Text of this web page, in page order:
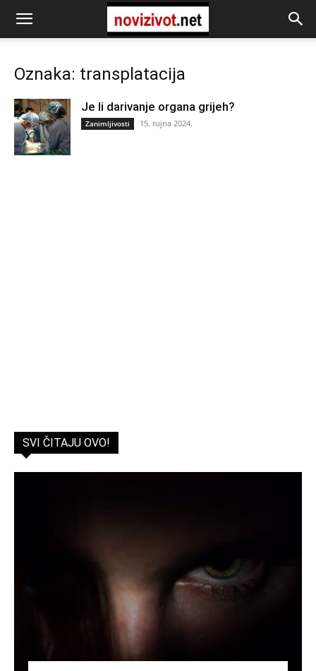
Oznaka: transplatacija
Je li darivanje organa grijeh?
Zanimljivosti 15. rujna 2024.
SVI ČITAJU OVO!